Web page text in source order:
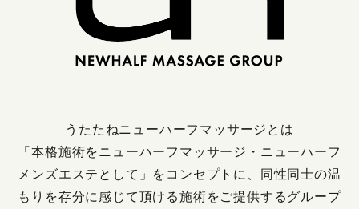
うたたねニューハーフマッサージとは
「本格施術をニューハーフマッサージ・ニューハーフ
メンズエステとして」をコンセプトに、 同性同士の温
もりを存分に感じて頂ける施術をご提供するグループ